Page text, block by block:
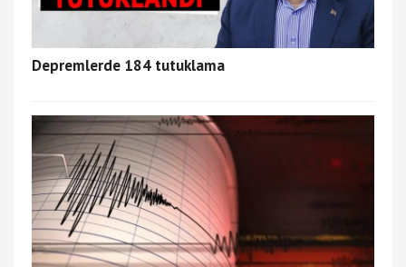
Depremlerde 184 tutuklama